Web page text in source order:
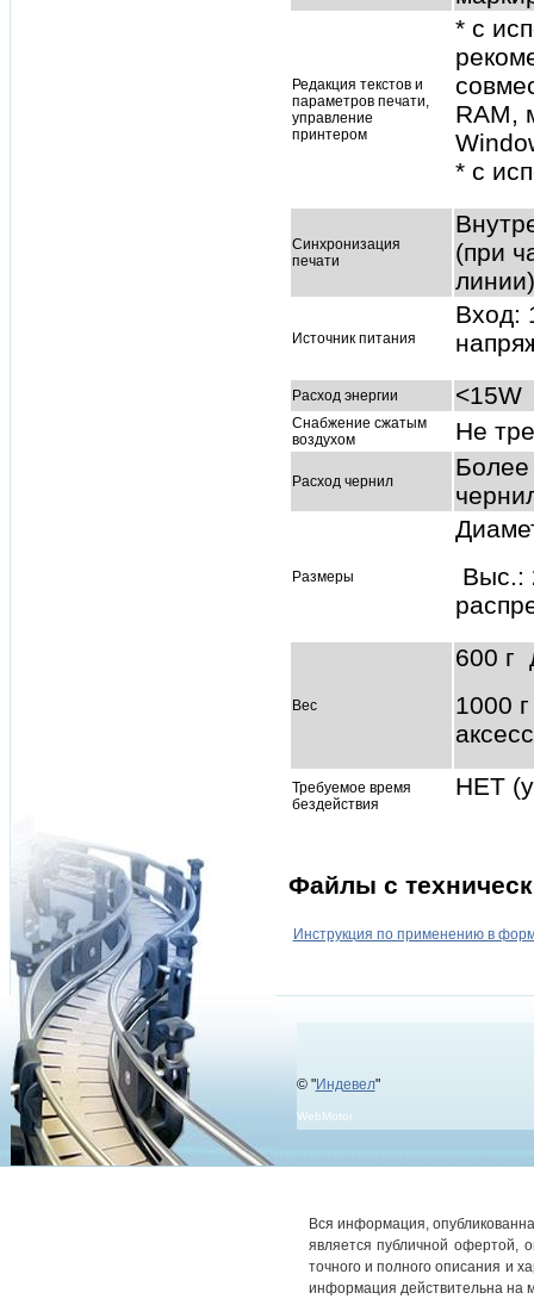
Редакция текстов и
параметров печати,
управление
принтером
* с
RAM,
* с
Синхронизация
печати
(при
линии)
Источник питания
Вход:
Расход энергии <15W
Снабжение сжатым
воздухом
Не
Расход чернил
Более
Размеры
Выс.:
Вес
600 г
1000
Требуемое время
бездействия
НЕТ
Файлы с
Инструкция по применению в
© "Индевел"
WebMotor
Вся информация,
является публичной офертой,
точного и полного описания и
информация действительна на